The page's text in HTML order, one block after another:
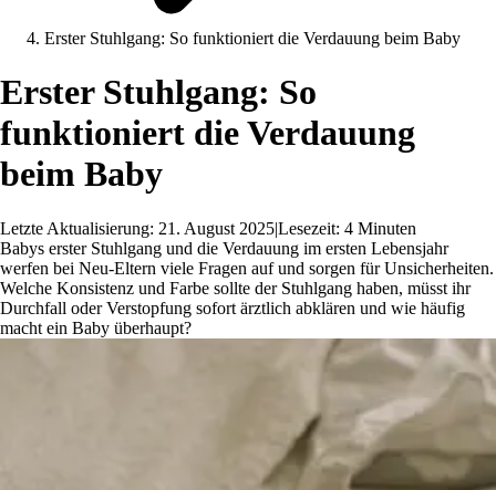
Erster Stuhlgang: So funktioniert die Verdauung beim Baby
Erster Stuhlgang: So
funktioniert die Verdauung
beim Baby
Letzte Aktualisierung: 21. August 2025|Lesezeit: 4 Minuten
Babys erster Stuhlgang und die Verdauung im ersten Lebensjahr
werfen bei Neu-Eltern viele Fragen auf und sorgen für Unsicherheiten.
Welche Konsistenz und Farbe sollte der Stuhlgang haben, müsst ihr
Durchfall oder Verstopfung sofort ärztlich abklären und wie häufig
macht ein Baby überhaupt?